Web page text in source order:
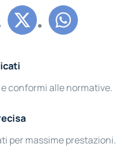
conformi alle normative.
per massime prestazioni.